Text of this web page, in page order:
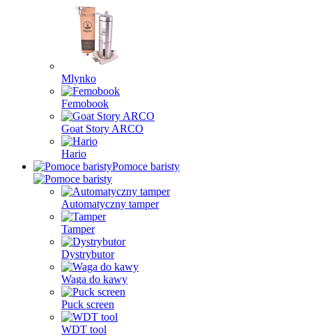
Mlynko
Femobook
Goat Story ARCO
Hario
Pomoce baristy
Automatyczny tamper
Tamper
Dystrybutor
Waga do kawy
Puck screen
WDT tool